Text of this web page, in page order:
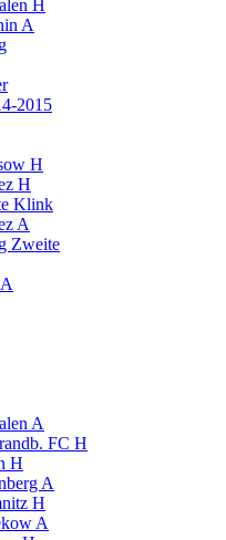
H
A
2015
H
H
Klink
A
Zweite
A
FC H
H
A
H
A